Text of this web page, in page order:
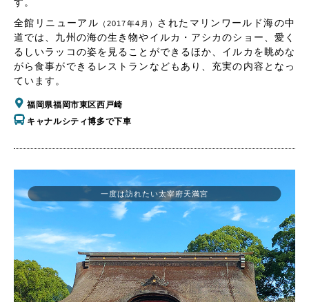
す。
全館リニューアル （2017年4月） されたマリンワールド海の中
道では、九州の海の生き物やイルカ・アシカのショー、愛く
るしいラッコの姿を見ることができるほか、イルカを眺めな
がら食事ができるレストランなどもあり、充実の内容となっ
ています。
福岡県福岡市東区西戸崎
キャナルシティ博多で下車
一度は訪れたい太宰府天満宮